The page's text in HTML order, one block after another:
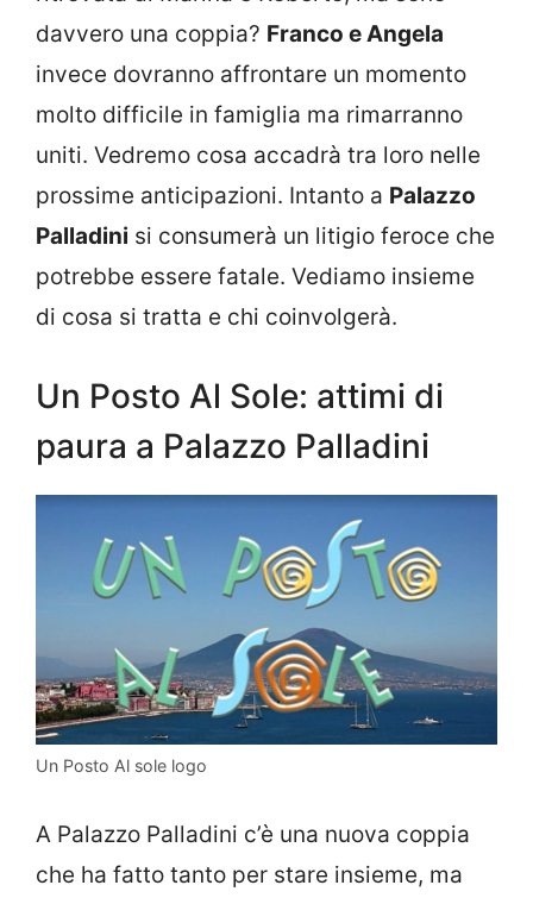
davvero una coppia? Franco e Angela
invece dovranno affrontare un momento
molto difficile in famiglia ma rimarranno
uniti. Vedremo cosa accadrà tra loro nelle
prossime anticipazioni. Intanto a Palazzo
Palladini si consumerà un litigio feroce che
potrebbe essere fatale. Vediamo insieme
di cosa si tratta e chi coinvolgerà.
Un Posto Al Sole: attimi di
paura a Palazzo Palladini
Un Posto Al sole logo
A Palazzo Palladini c’è una nuova coppia
che ha fatto tanto per stare insieme, ma